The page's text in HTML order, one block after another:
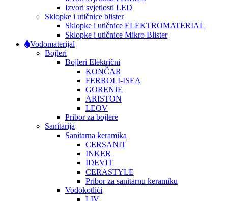
Izvori svjetlosti LED
Sklopke i utičnice blister
Sklopke i utičnice ELEKTROMATERIAL
Sklopke i utičnice Mikro Blister
Vodomaterijal
Bojleri
Bojleri Električni
KONČAR
FERROLI-ISEA
GORENJE
ARISTON
LEOV
Pribor za bojlere
Sanitarija
Sanitarna keramika
CERSANIT
INKER
IDEVIT
CERASTYLE
Pribor za sanitarnu keramiku
Vodokotlići
LIV